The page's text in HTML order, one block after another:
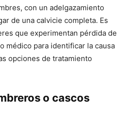
con un adelgazamiento
de una calvicie completa. Es
que experimentan pérdida de
médico para identificar la causa
opciones de tratamiento
o cascos